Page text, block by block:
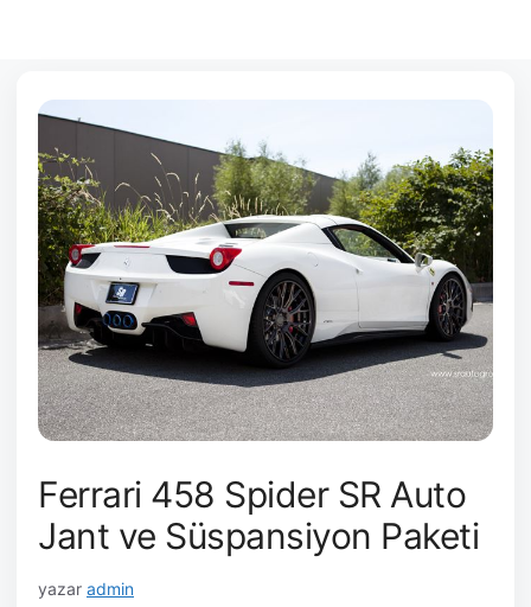
Ferrari 458 Spider SR Auto
Jant ve Süspansiyon Paketi
yazar admin